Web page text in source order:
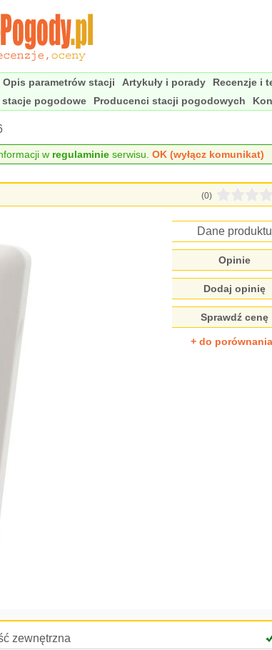
Opis parametrów stacji Artykuły i porady
Recenzje i
stacje pogodowe Producenci stacji pogodowych
w regulaminieserwisu. OK (wyłącz komunikat)
(0)
Dane produktu
Opinie
Dodaj opinię
Sprawdź cenę
+ do porównania
zewnętrzna